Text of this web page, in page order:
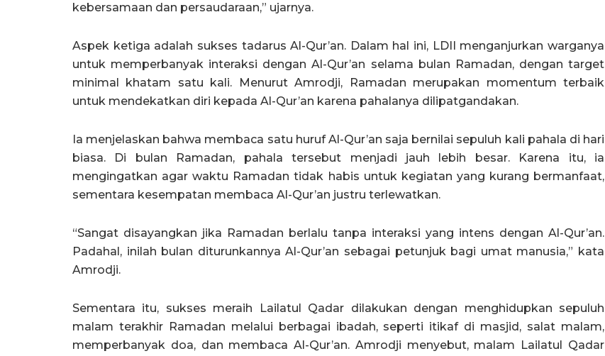
kebersamaan dan persaudaraan,” ujarnya.
Aspek ketiga adalah sukses tadarus Al-Qur’an. Dalam hal ini, LDII menganjurkan warganya
untuk memperbanyak interaksi dengan Al-Qur’an selama bulan Ramadan, dengan target
minimal khatam satu kali. Menurut Amrodji, Ramadan merupakan momentum terbaik
untuk mendekatkan diri kepada Al-Qur’an karena pahalanya dilipatgandakan.
Ia menjelaskan bahwa membaca satu huruf Al-Qur’an saja bernilai sepuluh kali pahala di hari
biasa. Di bulan Ramadan, pahala tersebut menjadi jauh lebih besar. Karena itu, ia
mengingatkan agar waktu Ramadan tidak habis untuk kegiatan yang kurang bermanfaat,
sementara kesempatan membaca Al-Qur’an justru terlewatkan.
“Sangat disayangkan jika Ramadan berlalu tanpa interaksi yang intens dengan Al-Qur’an.
Padahal, inilah bulan diturunkannya Al-Qur’an sebagai petunjuk bagi umat manusia,” kata
Amrodji.
Sementara itu, sukses meraih Lailatul Qadar dilakukan dengan menghidupkan sepuluh
malam terakhir Ramadan melalui berbagai ibadah, seperti itikaf di masjid, salat malam,
memperbanyak doa, dan membaca Al-Qur’an. Amrodji menyebut, malam Lailatul Qadar